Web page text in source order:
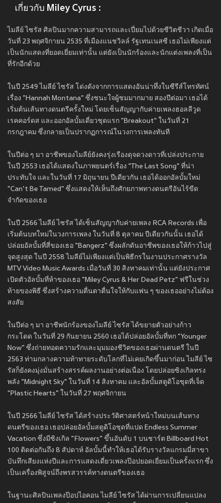
เกี่ยวกับ Miley Cyrus :
ไมลีย์ ไซรัส ศิลปินมากความสามารถและเปี่ยมไปด้วยชีวิตชีวา เกิดเมื่อ
วันที่ 23 พฤศจิกายน 2535 ที่เมืองแนชวิลล์ รัฐเทนเนสซี เธอไม่เพียงแต่
เป็นนักแสดงที่ยอดเยี่ยมเท่านั้น แต่ยังเป็นนักร้องและนักแต่งเพลงที่เป็น
ที่รักอีกด้วย
ในปี 2549 ไมลีย์ ไซรัส โด่งดังจากการแสดงอันน่าทึ่งในซีรีส์โทรทัศน์
เรื่อง "Hannah Montana" ซึ่งชนะใจผู้ชมมากมาย สองปีต่อมา เธอได้
เริ่มต้นเส้นทางดนตรีครั้งใหม่ โดยเซ็นสัญญากับค่ายเพลงฮอลลีวูด
เรคคอร์ดส และออกอัลบั้มเดี่ยวชุดแรก "Breakout" ในวันที่ 21
กรกฎาคม ซึ่งกลายเป็นปรากฏการณ์ในวงการเพลงทันที
ในปีต่อ ๆ มา อาชีพของไมลีย์ยังคงรุ่งเรืองดุจดวงดาวที่เปล่งประกาย
ในปี 2553 เธอได้แสดงในภาพยนตร์เรื่อง "The Last Song" ที่น่า
ประทับใจ และในวันที่ 17 มิถุนายน ปีเดียวกัน เธอได้ออกอัลบั้มใหม่
"Can't Be Tamed" ซึ่งแสดงให้เห็นถึงศักยภาพทางดนตรีอันไร้ขีด
จำกัดของเธอ
ในปี 2566 ไมลีย์ ไซรัส ได้เซ็นสัญญากับค่ายเพลง RCA Records เพื่อ
เริ่มต้นบทใหม่ในวงการเพลง ในวันที่ 8 ตุลาคม ปีเดียวกันนั้น เธอได้
ปล่อยอัลบั้มที่สี่ของเธอ "Bangerz" ซึ่งผลักดันอาชีพของเธอให้ก้าวไปสู่
จุดสูงสุด ในปี 2558 ไมลีย์ไม่เพียงแต่เป็นพิธีกรในงานประกาศรางวัล
MTV Video Music Awards เมื่อวันที่ 30 สิงหาคมเท่านั้น แต่ยังประกาศ
เปิดตัวอัลบั้มที่ห้าของเธอ "Miley Cyrus & Her Dead Petz" ฟรีในช่วง
ท้ายของพิธี ซึ่งสร้างความตื่นตาตื่นใจให้กับแฟน ๆ ของเธออย่างไม่ต้อง
สงสัย
ในปีต่อ ๆ มา อาชีพนักร้องของไมลีย์ ไซรัส ได้ขยายตัวอย่างก้าว
กระโดด ในวันที่ 29 กันยายน 2560 เธอได้ปล่อยอัลบั้มที่หก "Younger
Now" ซึ่งถ่ายทอดความรักและมุมมองชีวิตของเธอผ่านดนตรี ในปี
2563 ท่ามกลางความท้าทายระดับโลกที่ไม่เคยเกิดขึ้นมาก่อน ไมลีย์ ไซ
รัสก็ยังคงมุ่งมั่นสร้างสรรค์ผลงานอย่างต่อเนื่อง โดยปล่อยซิงเกิลทรง
พลัง "Midnight Sky" ในวันที่ 14 สิงหาคม และอัลบั้มสตูดิโอชุดที่เจ็ด
"Plastic Hearts" ในวันที่ 27 พฤศจิกายน
ในปี 2566 ไมลีย์ ไซรัส ได้สร้างประวัติศาสตร์หน้าใหม่บนเส้นทาง
ดนตรีของเธอ เธอปล่อยอัลบั้มสตูดิโอชุดที่แปด Endless Summer
Vacation ซึ่งมีซิงเกิล "Flowers" ขึ้นอันดับ 1 บนชาร์ต Billboard Hot
100 ติดต่อกันถึง 8 สัปดาห์ อัลบั้มนี้ทำให้เธอได้รับรางวัลแกรมมี่สาขา
บันทึกเสียงแห่งปีและการแสดงเดี่ยวเพลงป๊อปยอดเยี่ยมเป็นครั้งแรก ซึ่ง
เป็นเครื่องพิสูจน์ถึงพรสวรรค์ทางดนตรีของเธอ
ในฐานะศิลปินเพลงป๊อปไอคอน ไมลีย์ ไซรัส ได้ผ่านการเปลี่ยนแปลง